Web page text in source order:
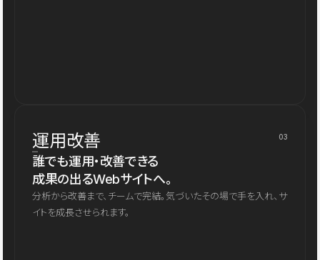
運用改善 03
誰でも運用・改善できる
成果の出るWebサイトへ。
分析から改善まで、チームで完結。気づいたその場で手を入れ、サ
イトを成長させられます。